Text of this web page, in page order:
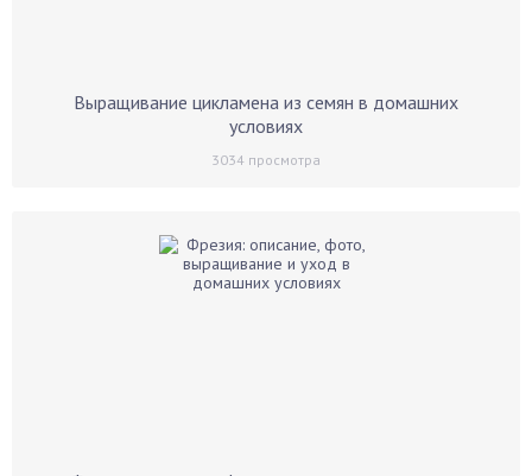
Выращивание цикламена из семян в домашних
условиях
3034 просмотра